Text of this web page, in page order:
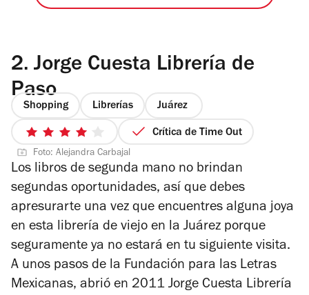
2. Jorge Cuesta Librería de
Paso
Shopping Librerías Juárez
4
de
5
estrellas
Crítica de Time Out
Foto: Alejandra Carbajal
Los libros de segunda mano no brindan
segundas oportunidades, así que debes
apresurarte una vez que encuentres alguna joya
en esta librería de viejo en la Juárez porque
seguramente ya no estará en tu siguiente visita.
A unos pasos de la Fundación para las Letras
Mexicanas, abrió en 2011 Jorge Cuesta Librería